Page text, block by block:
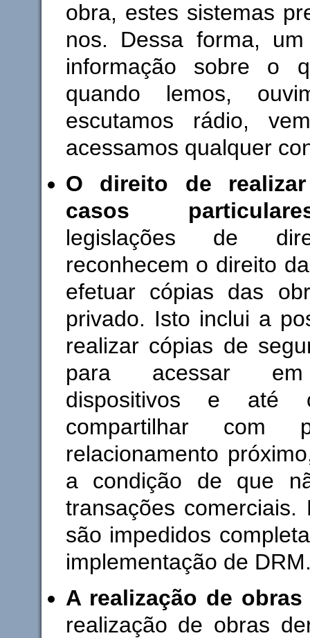
obra, estes sistemas
nos. Dessa forma,
informação sobre o
quando lemos,
escutamos rádio,
acessamos qualquer
O direito de
casos
legislações de
reconhecem o direito
efetuar cópias das
privado. Isto inclui a
realizar cópias de
para acessar em
dispositivos e até
compartilhar com
relacionamento
a condição de que
transações comerciais.
são impedidos
implementação de
A realização de obras
realização de obras